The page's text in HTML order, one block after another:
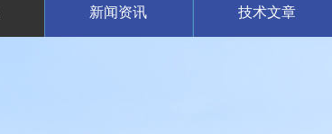
新闻资讯 技术文章